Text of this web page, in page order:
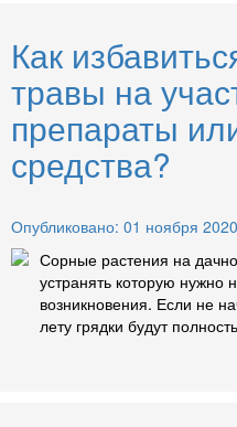
Как
травы на
препараты
средства?
Опубликовано: 01 ноября
Сорные растения на
устранять которую нужно
возникновения. Если не
лету грядки будут